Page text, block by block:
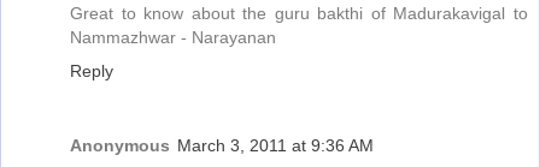
Great to know about the guru bakthi of Madurakavigal to
Nammazhwar - Narayanan
Reply
Anonymous March 3, 2011 at 9:36 AM